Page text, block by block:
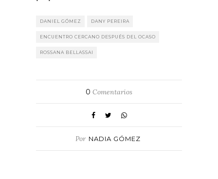
DANIEL GÓMEZ DANY PEREIRA
ENCUENTRO CERCANO DESPUÉS DEL OCASO
ROSSANA BELLASSAI
0 Comentarios
Por NADIA GÓMEZ